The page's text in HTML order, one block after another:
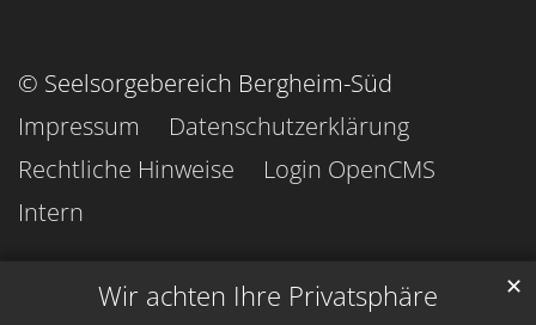
Wir achten Ihre Privatsphäre ✕
© Seelsorgebereich Bergheim-Süd
Impressum
Datenschutzerklärung
Rechtliche Hinweise
Login OpenCMS
Intern